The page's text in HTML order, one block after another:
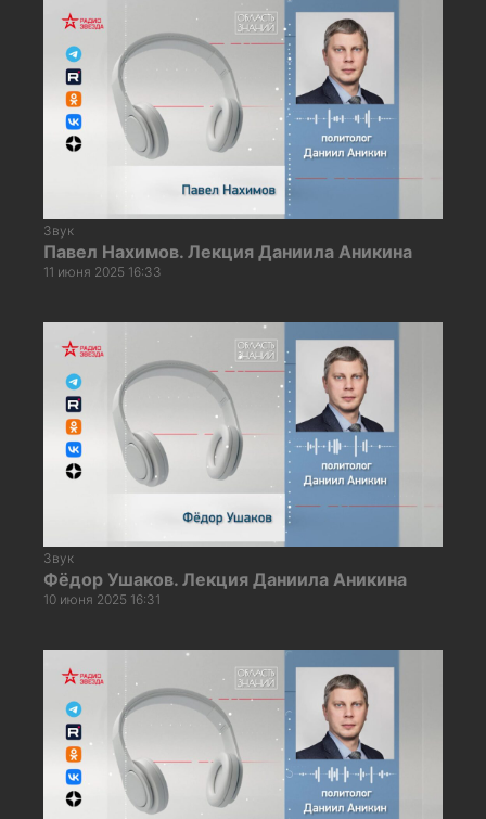
Звук
Павел Нахимов. Лекция Даниила Аникина
11 июня 2025 16:33
Звук
Фёдор Ушаков. Лекция Даниила Аникина
10 июня 2025 16:31